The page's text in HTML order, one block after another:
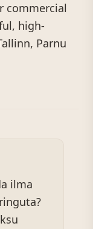
commercial
high-
Parnu
ilma